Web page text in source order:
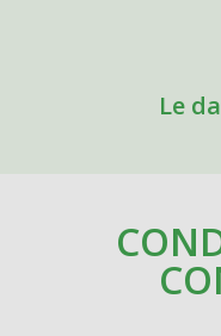
Le